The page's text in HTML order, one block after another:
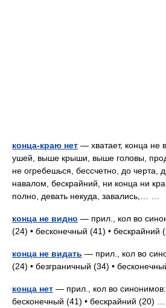
конца-краю нет — хватает, конца не
ушей, выше крыши, выше головы,
не огребешься, бессчетно, до черта,
навалом, бескрайний, ни конца ни
полно, девать некуда, завались,… …
конца не видно — прил., кол во
(24) • бесконечный (41) •
конца не видать — прил., кол во
(24) • безграничный (34) •
конца нет — прил., кол во
бесконечный (41) • бескрайний (20)